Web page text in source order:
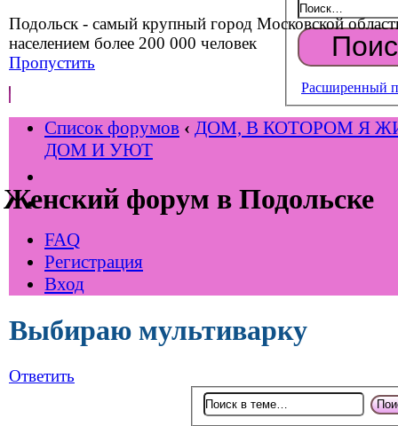
Подольск - самый крупный город Московской
населением более 200 000 человек
Пропустить
Женский форум в Подольске
Расширенный
Список форумов ‹ ДОМ, В КОТОРОМ Я
ДОМ И УЮТ
FAQ
Регистрация
Вход
Выбираю мультиварку
Ответить